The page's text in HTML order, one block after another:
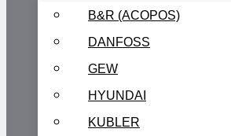
B&R (ACOPOS)
DANFOSS
GEW
HYUNDAI
KUBLER